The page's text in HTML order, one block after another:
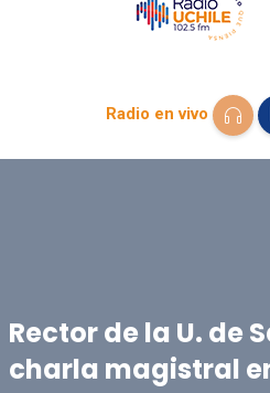
Radio en vivo
Rector de la U. de
charla magistral